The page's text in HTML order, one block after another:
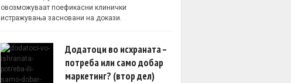
овозможуваат поефикасни клинички
истражувања засновани на докази.
Додатоци во исхраната –
потреба или само добар
маркетинг? (втор дел)